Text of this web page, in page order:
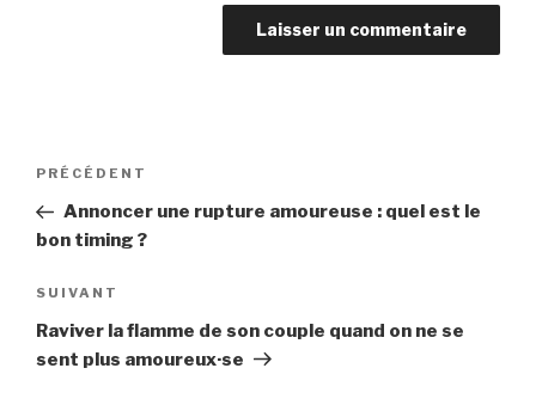
Navigation
l’article
Article
précédent
PRÉCÉDENT
Annoncer une rupture amoureuse : quel est le
bon timing ?
Article
suivant
SUIVANT
Raviver la flamme de son couple quand on ne se
sent plus amoureux·se